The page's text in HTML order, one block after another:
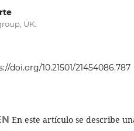
UK.
doi.org/10.21501/21454086.787
En este artículo se describe